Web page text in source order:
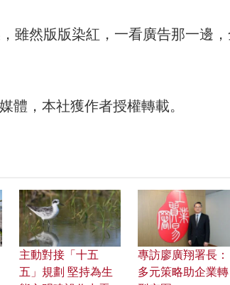
雖然版版染紅，一看廣告那一邊
體，本社獲作者授權轉載。
主動對接「十五
五」規劃 堅持為生
專訪廖廣翔署長：
多元策略助企業轉